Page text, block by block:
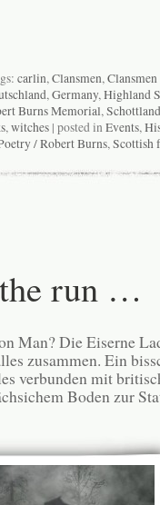
carlin,Clansmen,
,Germany,Highland
Burns Memorial,Schottland
,witches | posted inEvents,
/ Robert Burns,Scottish
the run …
Man? Die Eiserne
zusammen. Ein
verbunden mit
Boden zur